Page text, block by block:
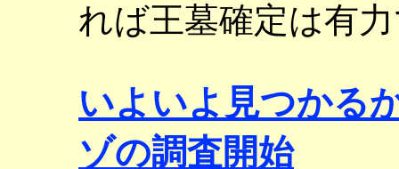
れば王墓確定は有
いよいよ見つか
ゾの調査開始